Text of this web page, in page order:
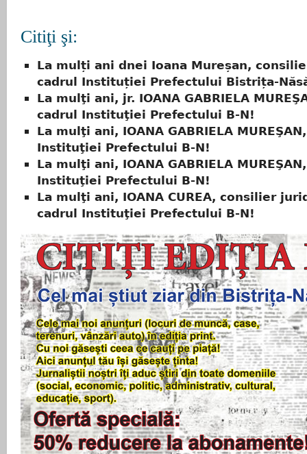
Citiţi şi:
La mulți ani dnei Ioana Mureșan,
cadrul Instituției Prefectului Bistrița-
La mulţi ani, jr. IOANA GABRIELA
cadrul Instituţiei Prefectului B-N!
La mulţi ani, IOANA GABRIELA
Instituţiei Prefectului B-N!
La mulţi ani, IOANA GABRIELA
Instituţiei Prefectului B-N!
La mulţi ani, IOANA CUREA, consilier
cadrul Instituţiei Prefectului B-N!